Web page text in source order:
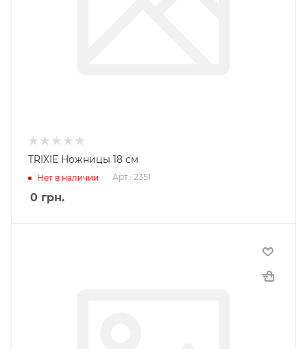
TRIXIE Ножницы 18 см
Нет в наличии Арт.: 2351
0 грн.